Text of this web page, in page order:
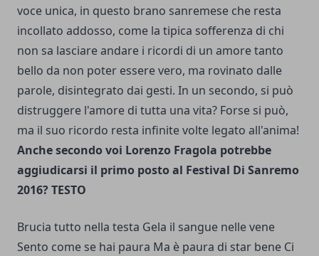
voce unica, in questo brano sanremese che resta
incollato addosso, come la tipica sofferenza di chi
non sa lasciare andare i ricordi di un amore tanto
bello da non poter essere vero, ma rovinato dalle
parole, disintegrato dai gesti. In un secondo, si può
distruggere l'amore di tutta una vita? Forse si può,
ma il suo ricordo resta infinite volte legato all'anima!
Anche secondo voi Lorenzo Fragola potrebbe
aggiudicarsi il primo posto al Festival Di Sanremo
2016?TESTO
Brucia tutto nella testa Gela il sangue nelle vene
Sento come se hai paura Ma è paura di star bene Ci